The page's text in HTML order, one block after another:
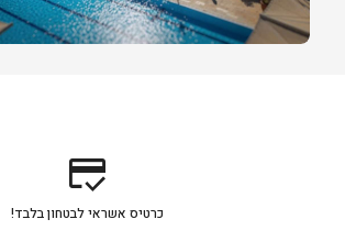
credit_score
כרטיס אשראי לבטחון בלבד!